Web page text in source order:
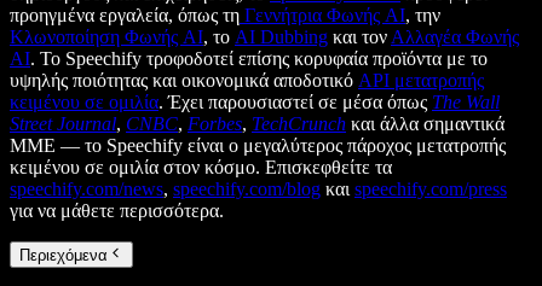
προηγμένα εργαλεία, όπως τη Γεννήτρια Φωνής AI, την
Κλωνοποίηση Φωνής AI, το AI Dubbing και τον Αλλαγέα Φωνής
AI. Το Speechify τροφοδοτεί επίσης κορυφαία προϊόντα με το
υψηλής ποιότητας και οικονομικά αποδοτικό API μετατροπής
κειμένου σε ομιλία. Έχει παρουσιαστεί σε μέσα όπως The Wall
Street Journal, CNBC, Forbes, TechCrunch και άλλα σημαντικά
ΜΜΕ — το Speechify είναι ο μεγαλύτερος πάροχος μετατροπής
κειμένου σε ομιλία στον κόσμο. Επισκεφθείτε τα
speechify.com/news, speechify.com/blog και speechify.com/press
για να μάθετε περισσότερα.
Περιεχόμενα